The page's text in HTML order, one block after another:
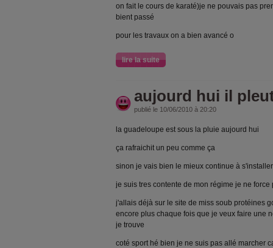
on fait le cours de karaté)je ne pouvais pas
bient passé
pour les travaux on a bien avancé o
lire la suite
aujourd hui il
publié le 10/06/2010 à 20:20
la guadeloupe est sous la pluie aujourd hui
ça rafraichit un peu comme ça
sinon je vais bien le mieux continue à s'installer
je suis tres contente de mon régime je ne force
j'allais déjà sur le site de miss soub protéines
encore plus chaque fois que je veux faire une
je trouve
coté sport hé bien je ne suis pas allé marcher